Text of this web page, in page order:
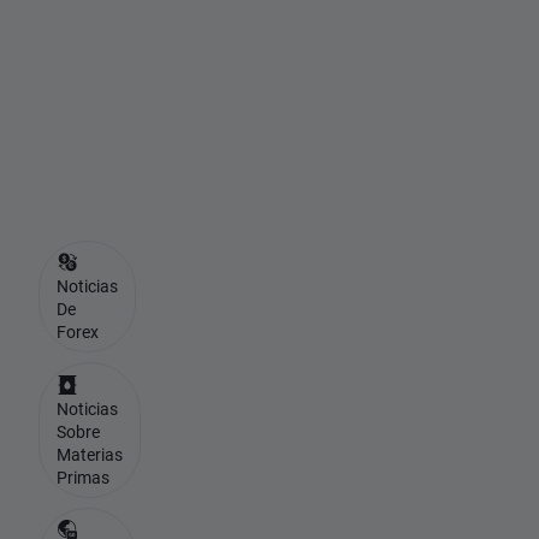
Noticias
De
Forex
Noticias
Sobre
Materias
Primas